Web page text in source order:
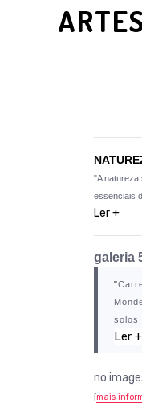
"A natureza
essenciais
Ler +
galeria
"
solos
Ler +
no
[mais